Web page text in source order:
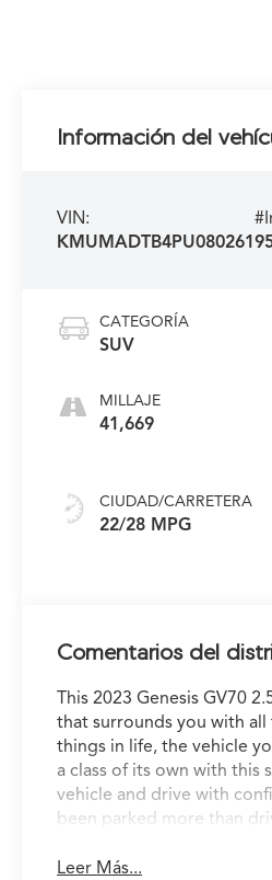
Información del
VIN:
KMUMADTB4PU080261
CATEGORÍA
SUV
MILLAJE
41,669
CIUDAD/CARRETERA
22/28 MPG
Comentarios del
This 2023 Genesis GV70
that surrounds you with
things in life, the vehicle
a class of its own with this
vehicle and drive with
been parked more than
Leer Más...